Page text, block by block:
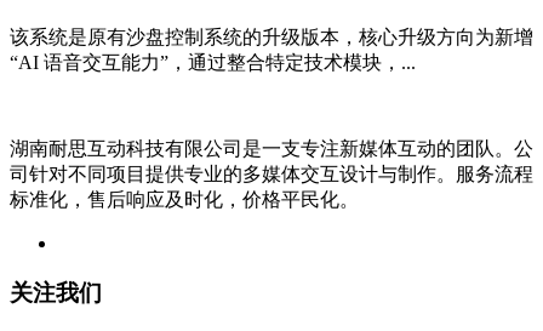
该系统是原有沙盘控制系统的升级版本，核心升级方向为新增
“AI 语音交互能力”，通过整合特定技术模块，...
湖南耐思互动科技有限公司是一支专注新媒体互动的团队。公
司针对不同项目提供专业的多媒体交互设计与制作。服务流程
标准化，售后响应及时化，价格平民化。
关注我们